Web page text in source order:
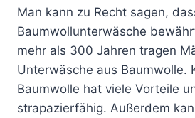
Man kann zu Recht sagen,
Baumwollunterwäsche
mehr als 300 Jahren tragen
Unterwäsche aus Baumwolle.
Baumwolle hat viele Vorteile
strapazierfähig. Außerdem